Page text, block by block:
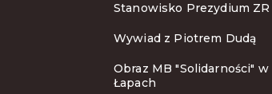
Stanowisko Prezydium ZR
Wywiad z Piotrem Dudą
Obraz MB "Solidarności" w
Łapach